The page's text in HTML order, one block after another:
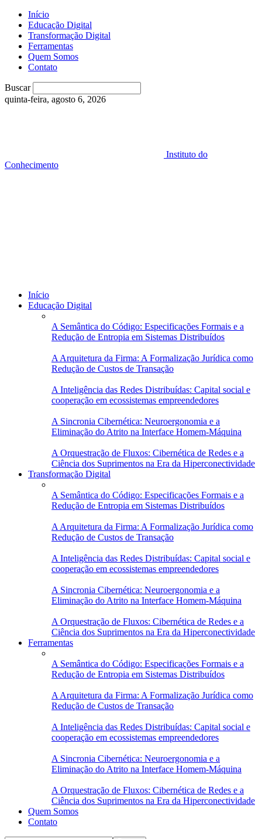
Início
Educação Digital
Transformação Digital
Ferramentas
Quem Somos
Contato
Buscar
quinta-feira, agosto 6, 2026
Instituto do
Conhecimento
Início
Educação Digital
A Semântica do Código: Especificações Formais e a
Redução de Entropia em Sistemas Distribuídos
A Arquitetura da Firma: A Formalização Jurídica como
Redução de Custos de Transação
A Inteligência das Redes Distribuídas: Capital social e
cooperação em ecossistemas empreendedores
A Sincronia Cibernética: Neuroergonomia e a
Eliminação do Atrito na Interface Homem-Máquina
A Orquestração de Fluxos: Cibernética de Redes e a
Ciência dos Suprimentos na Era da Hiperconectividade
Transformação Digital
A Semântica do Código: Especificações Formais e a
Redução de Entropia em Sistemas Distribuídos
A Arquitetura da Firma: A Formalização Jurídica como
Redução de Custos de Transação
A Inteligência das Redes Distribuídas: Capital social e
cooperação em ecossistemas empreendedores
A Sincronia Cibernética: Neuroergonomia e a
Eliminação do Atrito na Interface Homem-Máquina
A Orquestração de Fluxos: Cibernética de Redes e a
Ciência dos Suprimentos na Era da Hiperconectividade
Ferramentas
A Semântica do Código: Especificações Formais e a
Redução de Entropia em Sistemas Distribuídos
A Arquitetura da Firma: A Formalização Jurídica como
Redução de Custos de Transação
A Inteligência das Redes Distribuídas: Capital social e
cooperação em ecossistemas empreendedores
A Sincronia Cibernética: Neuroergonomia e a
Eliminação do Atrito na Interface Homem-Máquina
A Orquestração de Fluxos: Cibernética de Redes e a
Ciência dos Suprimentos na Era da Hiperconectividade
Quem Somos
Contato